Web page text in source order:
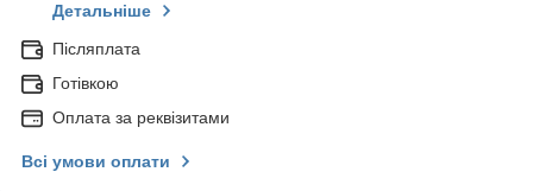
Детальніше
Післяплата
Готівкою
Оплата за реквізитами
Всі умови оплати